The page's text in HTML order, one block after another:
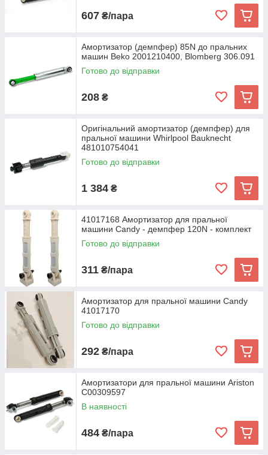
607 ₴/пара
Амортизатор (демпфер) 85N до пральних
машин Beko 2001210400, Blomberg 306.091
Готово до відправки
208 ₴
Оригінальний амортизатор (демпфер) для
пральної машини Whirlpool Bauknecht
481010754041
Готово до відправки
1 384 ₴
41017168 Амортизатор для пральної
машини Candy - демпфер 120N - комплект
Готово до відправки
311 ₴/пара
Амортизатор для пральної машини Candy
41017170
Готово до відправки
292 ₴/пара
Амортизатори для пральної машини Ariston
C00309597
В наявності
484 ₴/пара